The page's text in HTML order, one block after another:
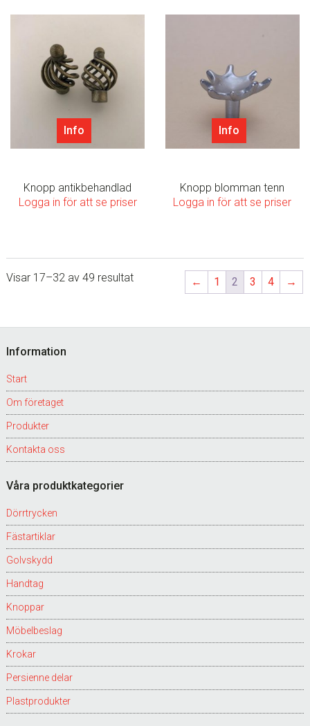
Info
Knopp antikbehandlad
Logga in för att se priser
Info
Knopp blomman tenn
Logga in för att se priser
Visar 17–32 av 49 resultat ← 1 2 3 4 →
Footer
Information
Start
Om företaget
Produkter
Kontakta oss
Våra produktkategorier
Dörrtrycken
Fästartiklar
Golvskydd
Handtag
Knoppar
Möbelbeslag
Krokar
Persienne delar
Plastprodukter